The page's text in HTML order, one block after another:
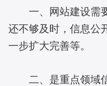
一、网站建设需
还不够及时，信息公
一步扩大完善等。
二、是重点领域